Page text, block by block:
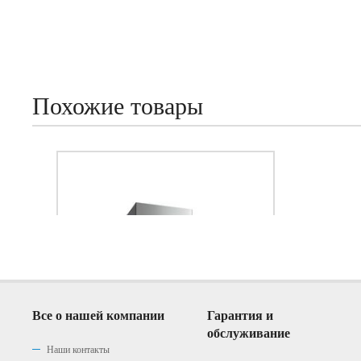
Похожие товары
Все о нашей компании
Наши контакты
Гарантия и
обслуживание